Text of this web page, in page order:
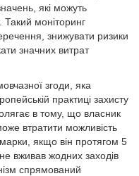
які можуть
моніторинг
знижувати ризики
значних витрат
згоди, яка
практиці захисту
в тому, що власник
втратити можливість
якщо він протягом 5
вживав жодних заходів
спрямований